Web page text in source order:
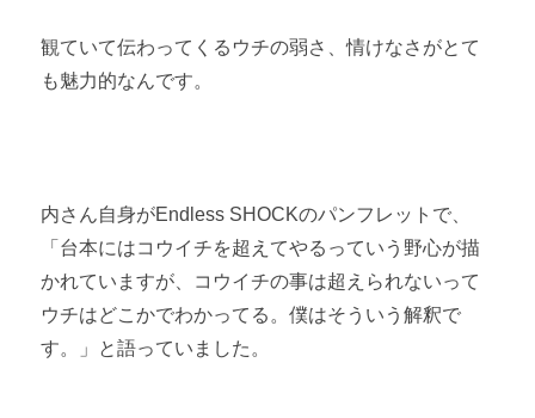
観ていて伝わってくるウチの弱さ、情けなさがとて
も魅力的なんです。
内さん自身がEndless SHOCKのパンフレットで、
「台本にはコウイチを超えてやるっていう野心が描
かれていますが、コウイチの事は超えられないって
ウチはどこかでわかってる。僕はそういう解釈で
す。」と語っていました。